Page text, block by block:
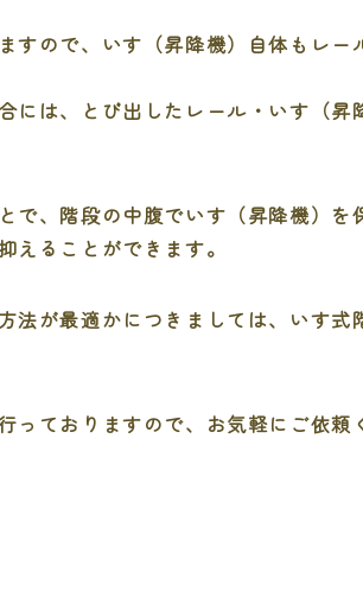
ので、いす（昇降機）自体もレー
は、とび出したレール・いす（昇
、階段の中腹でいす（昇降機）を
えることができます。
が最適かにつきましては、いす式
ておりますので、お気軽にご依頼